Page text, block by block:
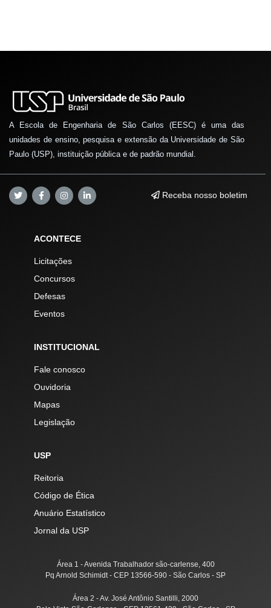
A Escola de Engenharia de São Carlos (EESC) é uma das
unidades de ensino, pesquisa e extensão da Universidade de São
Paulo (USP), instituição pública e de padrão mundial.
Receba nosso boletim
ACONTECE
Licitações
Concursos
Defesas
Eventos
INSTITUCIONAL
Fale conosco
Ouvidoria
Mapas
Legislação
USP
Reitoria
Código de Ética
Anuário Estatístico
Jornal da USP
Área 1 - Avenida Trabalhador são-carlense, 400
Pq Arnold Schimidt - CEP 13566-590 - São Carlos - SP
Área 2 - Av. José Antônio Santilli, 2000